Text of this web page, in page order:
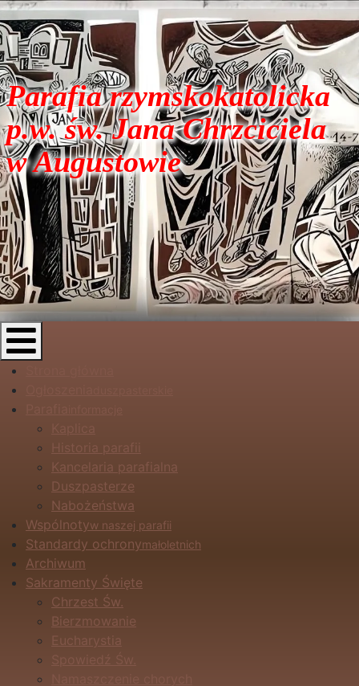
Parafia rzymskokatolicka
p.w. św. Jana Chrzciciela
w Augustowie
Historia parafii
Kancelaria parafialna
Duszpasterze
Nabożeństwa
Wspólnotyw naszej parafii
Standardy ochronymałoletnich
Archiwum
Sakramenty Święte
Chrzest Św.
Bierzmowanie
Eucharystia